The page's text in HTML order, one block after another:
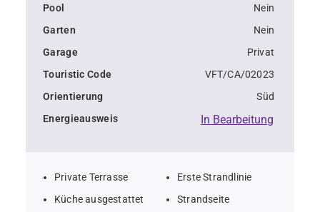
Pool
Nein
Garten
Nein
Garage
Privat
Touristic Code
VFT/CA/02023
Orientierung
Süd
Energieausweis
In Bearbeitung
Private Terrasse
Küche ausgestattet
Erste Strandlinie
Strandseite